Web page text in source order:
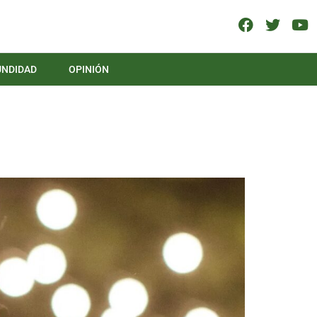
OPINIÓN